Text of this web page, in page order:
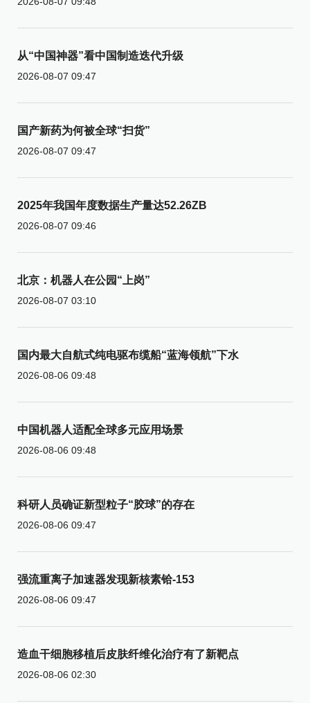
从“中国神器”看中国制造迭代升级
2026-08-07 09:47
国产新药为何被全球“扫货”
2026-08-07 09:47
2025年我国年度数据生产量达52.26ZB
2026-08-07 09:46
北京：机器人在公园“上岗”
2026-08-07 03:10
国内最大自航式纯电驱布缆船“蓝海领航”下水
2026-08-06 09:48
中国机器人适配全球多元应用场景
2026-08-06 09:48
科研人员确证新型粒子“胶球”的存在
2026-08-06 09:47
强流重离子加速器发现新核素铪-153
2026-08-06 09:47
造血干细胞移植后皮肤纤维化治疗有了新靶点
2026-08-06 02:30